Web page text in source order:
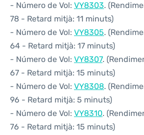
- Número de Vol: VY8303.
78 - Retard mitjà: 11 minuts)
- Número de Vol: VY8305.
64 - Retard mitjà: 17 minuts)
- Número de Vol: VY8307.
67 - Retard mitjà: 15 minuts)
- Número de Vol: VY8308.
96 - Retard mitjà: 5 minuts)
- Número de Vol: VY8310.
76 - Retard mitjà: 15 minuts)